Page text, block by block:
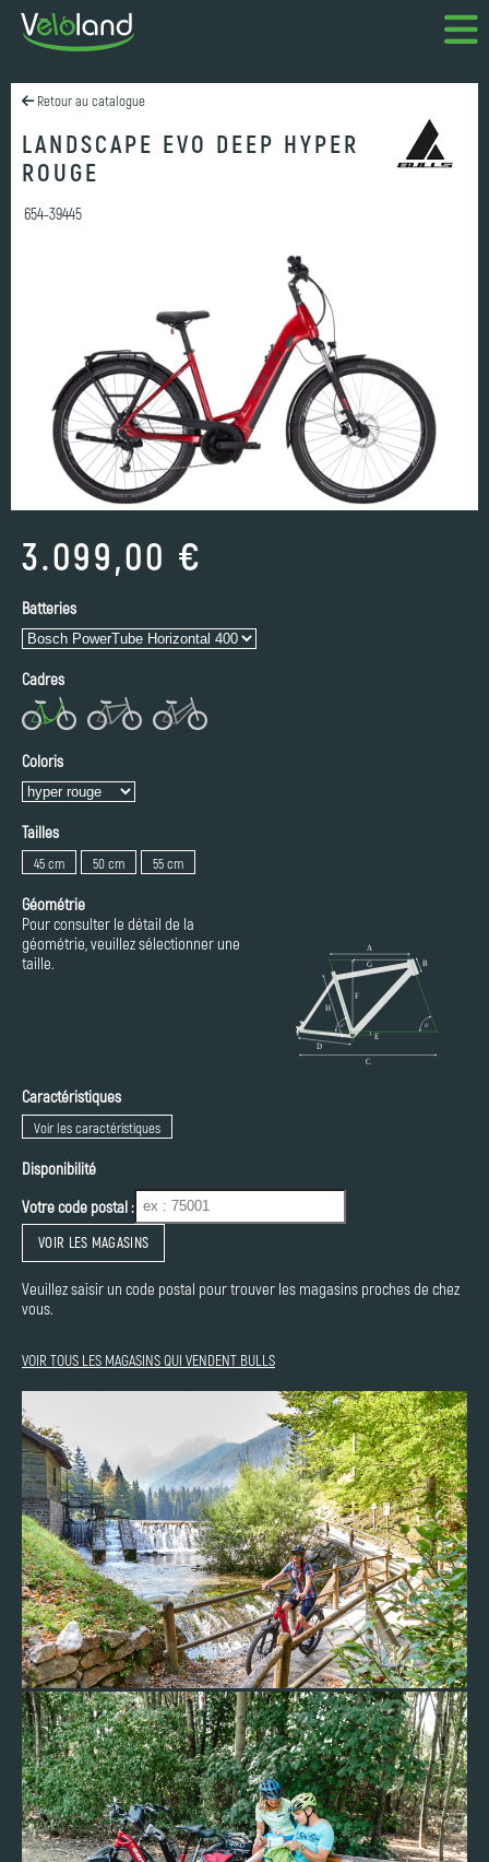
Retour au catalogue
LANDSCAPE EVO DEEP HYPER
ROUGE
654-39445
3.099,00 €
Batteries
Cadres
Coloris
Tailles
45 cm 50 cm 55 cm
Géométrie
Pour consulter le détail de la
géométrie, veuillez sélectionner une
taille.
Caractéristiques
Voir les caractéristiques
Disponibilité
Votre code postal :
VOIR LES MAGASINS
Veuillez saisir un code postal pour trouver les magasins proches de chez
vous.
VOIR TOUS LES MAGASINS QUI VENDENT BULLS